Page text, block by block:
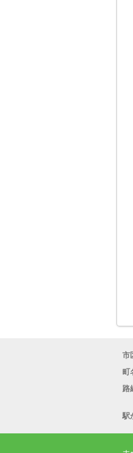
市
町
路
駅